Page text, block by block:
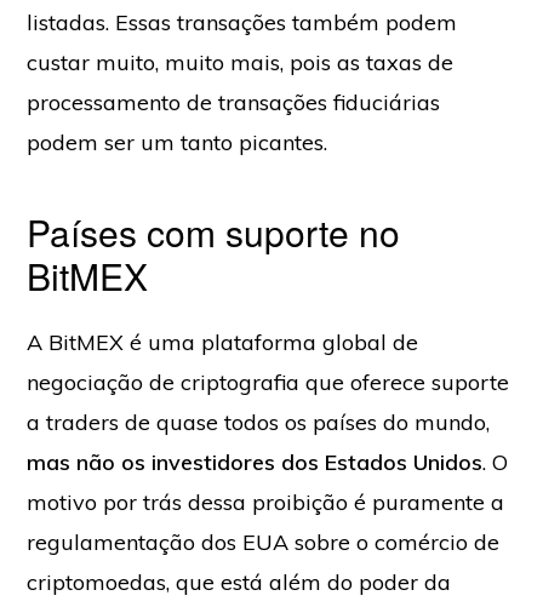
listadas. Essas transações também podem
custar muito, muito mais, pois as taxas de
processamento de transações fiduciárias
podem ser um tanto picantes.
Países com suporte no
BitMEX
A BitMEX é uma plataforma global de
negociação de criptografia que oferece suporte
a traders de quase todos os países do mundo,
mas não os investidores dos Estados Unidos. O
motivo por trás dessa proibição é puramente a
regulamentação dos EUA sobre o comércio de
criptomoedas, que está além do poder da